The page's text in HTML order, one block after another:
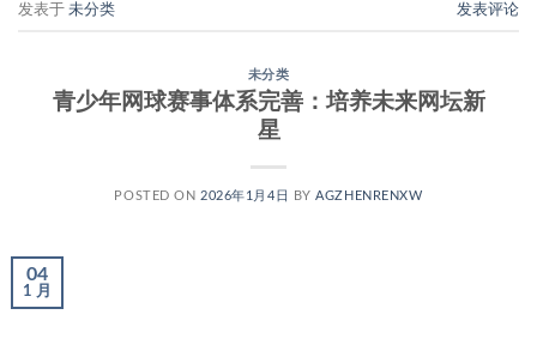
发表于 未分类 发表评论
未分类
青少年网球赛事体系完善：培养未来网坛新
星
POSTED ON 2026年1月4日 BYAGZHENRENXW
04
1 月